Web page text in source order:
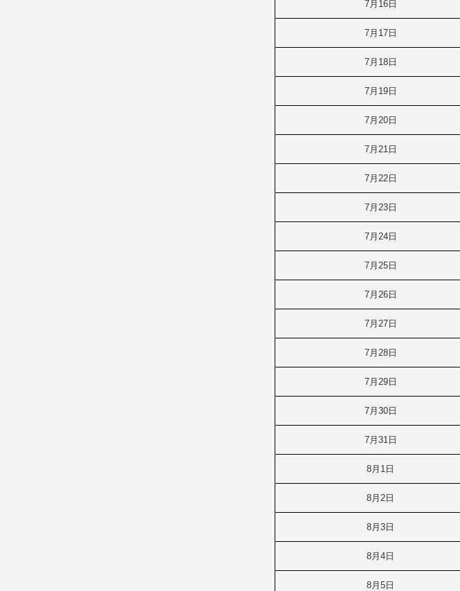
7月16日
7月17日
7月18日
7月19日
7月20日
7月21日
7月22日
7月23日
7月24日
7月25日
7月26日
7月27日
7月28日
7月29日
7月30日
7月31日
8月1日
8月2日
8月3日
8月4日
8月5日